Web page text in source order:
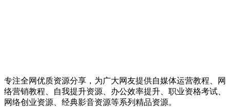
专注全网优质资源分享，为广大网友提供自媒体运营教程、网
络营销教程、自我提升资源、办公效率提升、职业资格考试、
网络创业资源、经典影音资源等系列精品资源。